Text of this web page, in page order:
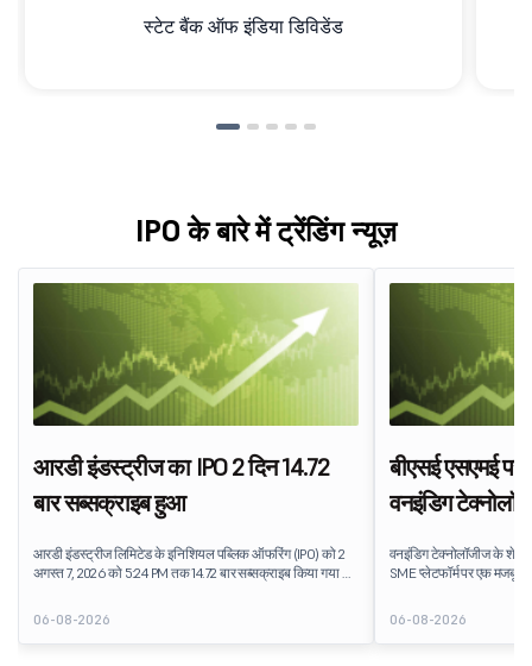
स्टेट बैंक ऑफ इंडिया डिविडेंड
IPO के बारे में ट्रेंडिंग न्यूज़
आरडी इंडस्ट्रीज का IPO 2 दिन 14.72
बार सब्सक्राइब हुआ
आरडी इंडस्ट्रीज लिमिटेड के इनिशियल पब्लिक ऑफरिंग (IPO) को 2
अगस्त 7, 2026 को 5:24 PM तक 14.72 बार सब्सक्राइब किया गया था.
82,78,20,099 शेयरों के लिए बिड प्राप्त हुई.
06-08-2026
बीएसई एसएमई पर
वनइंडिग
वनइंडिग टेक्नोलॉजीज के
SME प्लेटफॉर्म पर एक
ओवरऑल सब्सक्रिप्शन प्राप्त
को दर्शाता है. वनइंडिग
वनइंडिग टेक्नोलॉजीज ने
06-08-2026